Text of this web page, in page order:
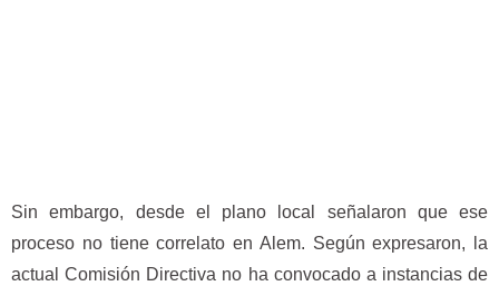
Sin embargo, desde el plano local señalaron que ese
proceso no tiene correlato en Alem. Según expresaron, la
actual Comisión Directiva no ha convocado a instancias de